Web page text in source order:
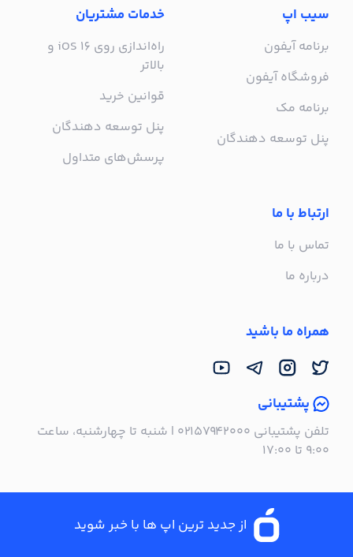
سیب اپ
برنامه آیفون
فروشگاه آیفون
برنامه مک
پنل توسعه دهندگان
خدمات مشتریان
راه‌اندازی روی iOS 16 و
بالاتر
قوانین خرید
پنل توسعه دهندگان
پرسش‌های متداول
ارتباط با ما
تماس با ما
درباره ما
همراه ما باشید
پشتیبانی
تلفن پشتیبانی ۰۲۱۵۷۹۴۲۰۰۰ | شنبه تا چهارشنبه، ساعت
۹:۰۰ تا ۱۷:۰۰
از جدید ترین اپ ها با خبر شوید